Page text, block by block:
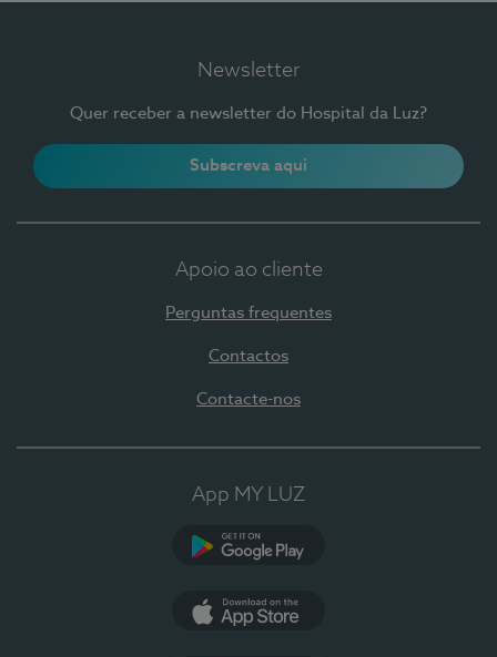
Newsletter
Quer receber a newsletter do Hospital da Luz?
Subscreva aqui
Apoio ao cliente
Perguntas frequentes
Contactos
Contacte-nos
App MY LUZ